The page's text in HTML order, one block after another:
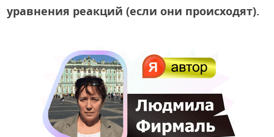
уравнения реакций (если они происходят).